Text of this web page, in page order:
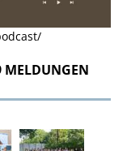
MELDUNGEN